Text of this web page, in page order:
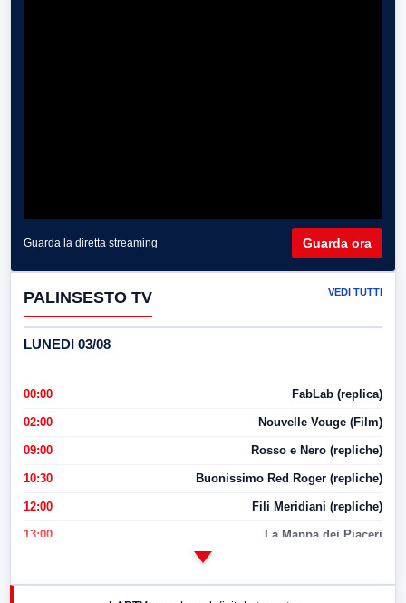
Guarda la diretta streaming Guarda ora
PALINSESTO TV VEDI TUTTI
LUNEDI 03/08
00:00 FabLab (replica)
02:00 Nouvelle Vouge (Film)
09:00 Rosso e Nero (repliche)
10:30 Buonissimo Red Roger (repliche)
12:00 Fili Meridiani (repliche)
13:00 La Mappa dei Piaceri
17:00 LabNews (replica)